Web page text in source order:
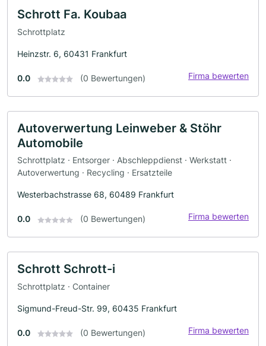
Schrott Fa. Koubaa
Schrottplatz
Heinzstr. 6, 60431 Frankfurt
0.0 (0 Bewertungen) Firma bewerten
Autoverwertung Leinweber & Stöhr
Automobile
Schrottplatz · Entsorger · Abschleppdienst · Werkstatt ·
Autoverwertung · Recycling · Ersatzteile
Westerbachstrasse 68, 60489 Frankfurt
0.0 (0 Bewertungen) Firma bewerten
Schrott Schrott-i
Schrottplatz · Container
Sigmund-Freud-Str. 99, 60435 Frankfurt
0.0 (0 Bewertungen) Firma bewerten